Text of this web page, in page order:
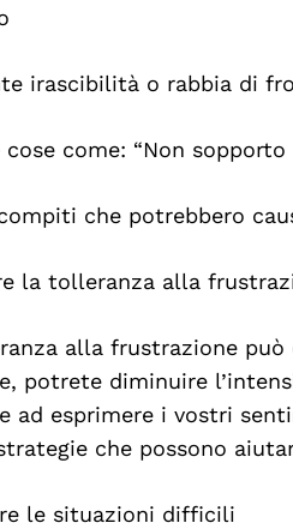
irascibilità o rabbia di
cose come: “Non
che potrebbero
la tolleranza alla
alla frustrazione può
potrete diminuire
ad esprimere i vostri
che possono
le situazioni difficili